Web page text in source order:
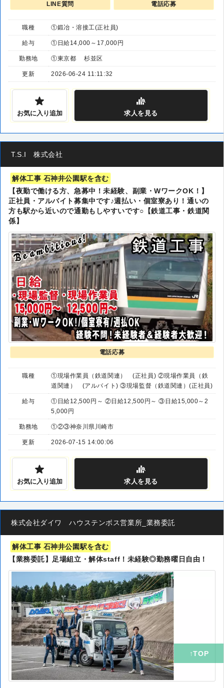
LINE質問 電話応募
職種 ①鍛冶・溶接工(正社員)
給与 ①日給14,000～17,000円
勤務地 ①東京都 杉並区
更新 2026-06-24 11:11:32
お気に入り追加 求人を見る
T.S.I 株式会社
解体工事 石神井公園駅を含む
【夜勤で働ける方、急募中！未経験、副業・WワークOK！】
正社員・アルバイト募集中です♪週払い・個室寮あり！通いの
方も駅から近いので通勤もしやすいです○【鉄道工事・鉄道関
係】
電話応募
職種
①現場作業員（鉄道関連） (正社員) ②現場作業員（鉄
道関連） (アルバイト) ③現場監督（鉄道関連）(正社員)
給与
①日給12,500円～ ②日給12,500円～ ③日給15,000～2
5,000円
勤務地 ①②③神奈川県川崎市
更新 2026-07-15 14:00:06
お気に入り追加 求人を見る
株式会社ダイワ ハウステンボス営業所_業務委託
解体工事 石神井公園駅を含む
【業務委託】足場組立・解体staff！未経験◎勤務曜日自由！